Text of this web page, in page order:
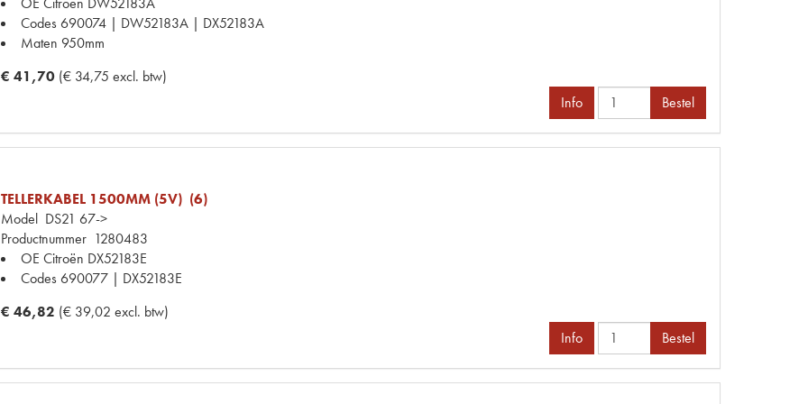
Codes 690074 | DW52183A | DX52183A
Maten 950mm
€ 41,70 (€ 34,75 excl. btw)
Info
Bestel
TELLERKABEL 1500MM (5V) (6)
Model DS21 67->
Productnummer 1280483
OE Citroën DX52183E
Codes 690077 | DX52183E
€ 46,82 (€ 39,02 excl. btw)
Info
Bestel